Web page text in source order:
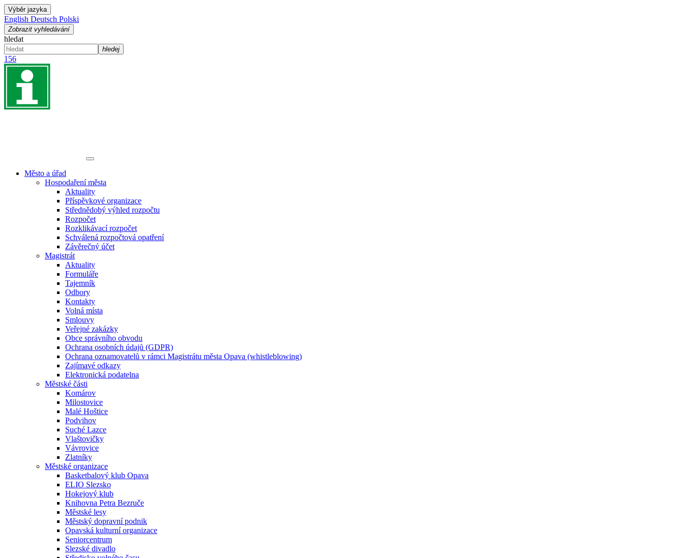
Výběr jazyka
English Deutsch Polski
Zobrazit vyhledávání
hledat
hledej
156
Město a úřad
Hospodaření města
Aktuality
Příspěvkové organizace
Střednědobý výhled rozpočtu
Rozpočet
Rozklikávací rozpočet
Schválená rozpočtová opatření
Závěrečný účet
Magistrát
Aktuality
Formuláře
Tajemník
Odbory
Kontakty
Volná místa
Smlouvy
Veřejné zakázky
Obce správního obvodu
Ochrana osobních údajů (GDPR)
Ochrana oznamovatelů v rámci Magistrátu města Opava (whistleblowing)
Zajímavé odkazy
Elektronická podatelna
Městské části
Komárov
Milostovice
Malé Hoštice
Podvihov
Suché Lazce
Vlaštovičky
Vávrovice
Zlatníky
Městské organizace
Basketbalový klub Opava
ELIO Slezsko
Hokejový klub
Knihovna Petra Bezruče
Městské lesy
Městský dopravní podnik
Opavská kulturní organizace
Seniorcentrum
Slezské divadlo